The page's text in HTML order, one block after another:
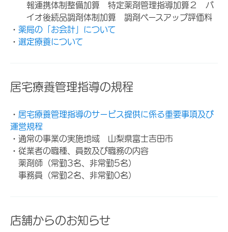
報連携体制整備加算 特定薬剤管理指導加算２ バ
イオ後続品調剤体制加算 調剤ベースアップ評価料
・ 薬局の「お会計」について
・ 選定療養について
居宅療養管理指導の規程
・ 居宅療養管理指導のサービス提供に係る重要事項及び
運営規程
・通常の事業の実施地域 山梨県富士吉田市
・従業者の職種、員数及び職務の内容
薬剤師（常勤3名、非常勤5名）
事務員（常勤2名、非常勤0名）
店舗からのお知らせ